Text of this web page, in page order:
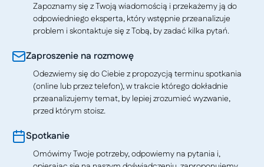
Zapoznamy się z Twoją wiadomością i przekażemy ją do
odpowiedniego eksperta, który wstępnie przeanalizuje
problem i skontaktuje się z Tobą, by zadać kilka pytań.
Zaproszenie na rozmowę
Odezwiemy się do Ciebie z propozycją terminu spotkania
(online lub przez telefon), w trakcie którego dokładnie
przeanalizujemy temat, by lepiej zrozumieć wyzwanie,
przed którym stoisz.
Spotkanie
Omówimy Twoje potrzeby, odpowiemy na pytania i,